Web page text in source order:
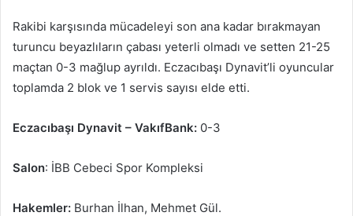
Rakibi karşısında mücadeleyi son ana kadar bırakmayan
turuncu beyazlıların çabası yeterli olmadı ve setten 21-25
maçtan 0-3 mağlup ayrıldı. Eczacıbaşı Dynavit’li oyuncular
toplamda 2 blok ve 1 servis sayısı elde etti.
Eczacıbaşı Dynavit – VakıfBank: 0-3
Salon: İBB Cebeci Spor Kompleksi
Hakemler: Burhan İlhan, Mehmet Gül.